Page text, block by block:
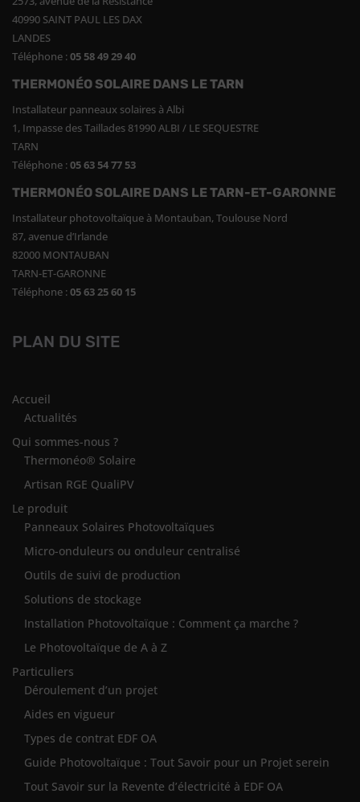
40990 SAINT PAUL LES DAX
LANDES
Téléphone :05 58 49 29 40
THERMONÉO SOLAIRE DANS LE TARN
Installateur panneaux solaires à Albi
1, Impasse des Taillades 81990 ALBI / LE SEQUESTRE
TARN
Téléphone :05 63 54 77 53
THERMONÉO SOLAIRE DANS LE TARN-ET-GARONNE
Installateur photovoltaïque à Montauban, Toulouse Nord
87, avenue d’Irlande
82000 MONTAUBAN
TARN-ET-GARONNE
Téléphone :05 63 25 60 15
PLAN DU SITE
Accueil
Actualités
Qui sommes-nous ?
Thermonéo® Solaire
Artisan RGE QualiPV
Le produit
Panneaux Solaires Photovoltaïques
Micro-onduleurs ou onduleur centralisé
Outils de suivi de production
Solutions de stockage
Installation Photovoltaïque : Comment ça marche ?
Le Photovoltaïque de A à Z
Particuliers
Déroulement d’un projet
Aides en vigueur
Types de contrat EDF OA
Guide Photovoltaïque : Tout Savoir pour un Projet serein
Tout Savoir sur la Revente d’électricité à EDF OA